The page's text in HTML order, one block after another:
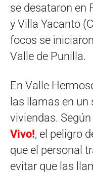
se desataron en
y Villa Yacanto
focos se
Valle de Punilla.
En Valle
las llamas en
viviendas.
Vivo!, el peligro
que el personal
evitar que las